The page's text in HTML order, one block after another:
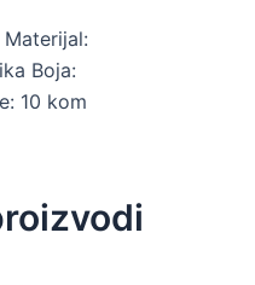
Boja:
10 kom